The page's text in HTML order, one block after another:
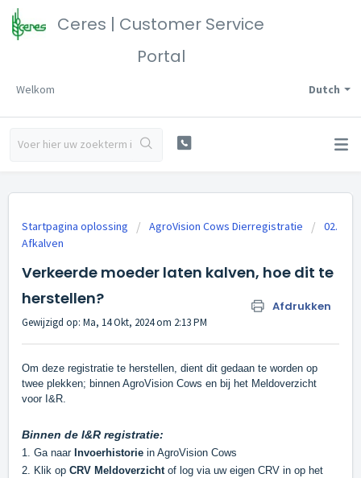
Ceres | Customer Service
Portal
Dutch
Welkom
Startpagina oplossing AgroVision Cows Dierregistratie
02.
Afkalven
Verkeerde moeder laten kalven, hoe dit te
herstellen?
Afdrukken
Gewijzigd op: Ma, 14 Okt, 2024 om 2:13 PM
Om deze registratie te herstellen, dient dit gedaan te worden op
twee plekken; binnen AgroVision Cows en bij het Meldoverzicht
voor I&R.
Binnen de I&R registratie:
1. Ga naar Invoerhistorie in AgroVision Cows
2. Klik op CRV Meldoverzicht of log via uw eigen CRV in op het